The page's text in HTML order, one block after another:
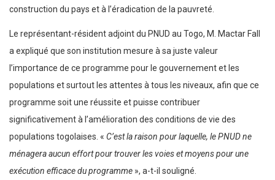
construction du pays et à l’éradication de la pauvreté.
Le représentant-résident adjoint du PNUD au Togo, M. Mactar Fall
a expliqué que son institution mesure à sa juste valeur
l’importance de ce programme pour le gouvernement et les
populations et surtout les attentes à tous les niveaux, afin que ce
programme soit une réussite et puisse contribuer
significativement à l’amélioration des conditions de vie des
populations togolaises. « C’est la raison pour laquelle, le PNUD ne
ménagera aucun effort pour trouver les voies et moyens pour une
exécution efficace du programme », a-t-il souligné.